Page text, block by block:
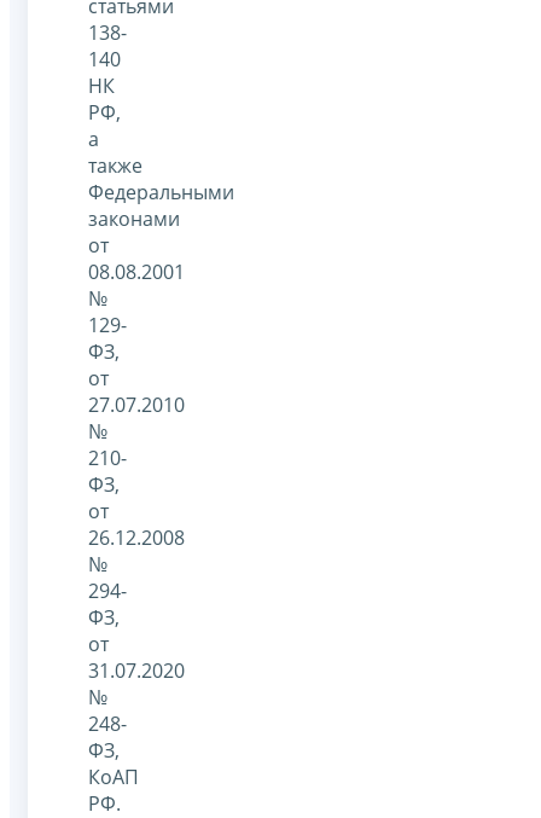
статьями
138-
140
НК
РФ,
а
также
Федеральными
законами
от
08.08.2001
№
129-
ФЗ,
от
27.07.2010
№
210-
ФЗ,
от
26.12.2008
№
294-
ФЗ,
от
31.07.2020
№
248-
ФЗ,
КоАП
РФ.